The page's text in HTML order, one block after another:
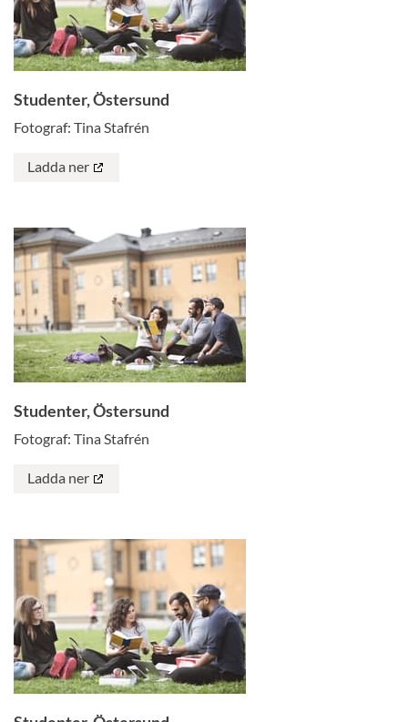
Studenter, Östersund
Fotograf: Tina Stafrén
Ladda ner
Studenter, Östersund
Fotograf: Tina Stafrén
Ladda ner